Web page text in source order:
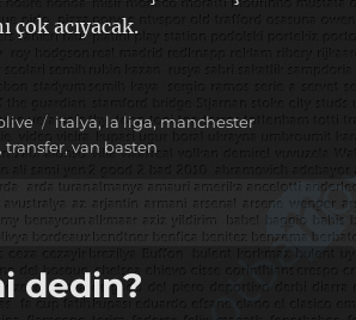
çok acıyacak.
Etiketler
italya, la liga, manchester
transfer, van basten
dedin?